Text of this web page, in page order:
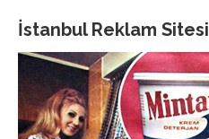
İstanbul Reklam Sitesi